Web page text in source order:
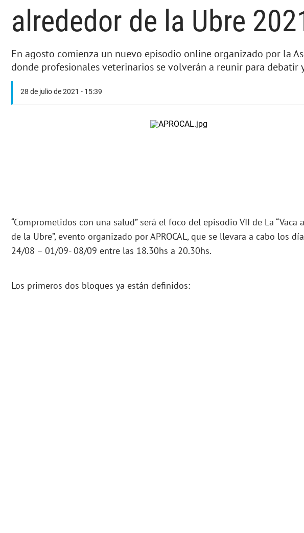
alrededor de la Ubre
En agosto comienza un nuevo episodio online organizado por la
donde profesionales veterinarios se volverán a reunir para debatir
28 de julio de 2021 - 15:39
“Comprometidos con una salud” será el foco del episodio VII de La “Vaca
de la Ubre”, evento organizado por APROCAL, que se llevara a cabo los
24/08 – 01/09- 08/09 entre las 18.30hs a 20.30hs.
Los primeros dos bloques ya están definidos: